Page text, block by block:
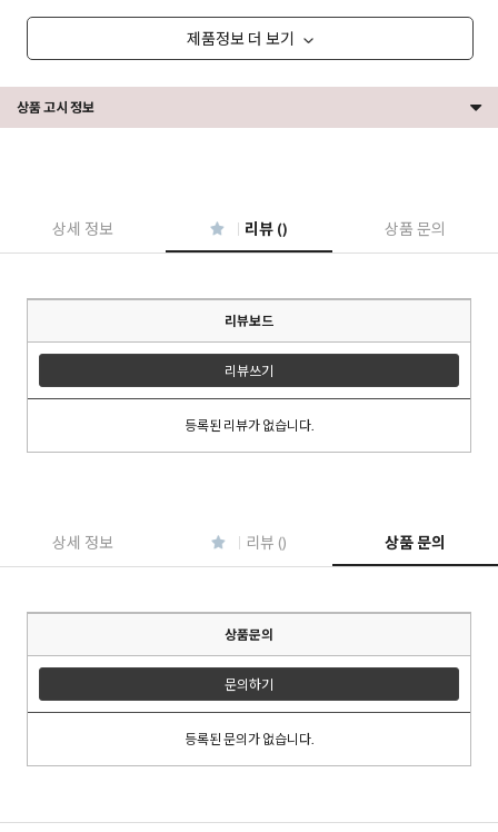
이코 라이프 하
제품정보 더 보기
상품 고시 정보
상세 정보 리뷰 () 상품 문의
리뷰보드
리뷰쓰기
등록된 리뷰가 없습니다.
상세 정보 리뷰 () 상품 문의
상품문의
문의하기
등록된 문의가 없습니다.